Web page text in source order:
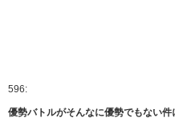
596:
優勢バトルがそんなに優勢でもない件